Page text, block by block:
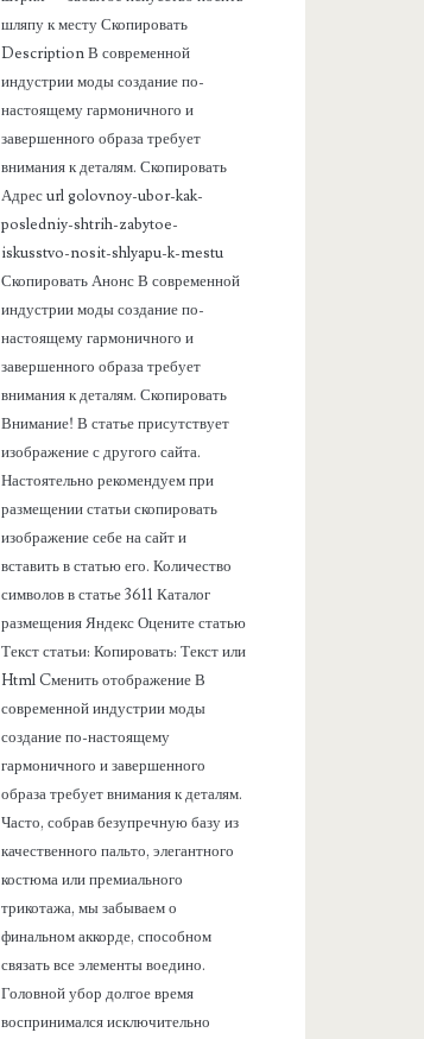
шляпу к месту Скопировать
Description В современной
индустрии моды создание по-
настоящему гармоничного и
завершенного образа требует
внимания к деталям. Скопировать
Адрес url golovnoy-ubor-kak-
posledniy-shtrih-zabytoe-
iskusstvo-nosit-shlyapu-k-mestu
Скопировать Анонс В современной
индустрии моды создание по-
настоящему гармоничного и
завершенного образа требует
внимания к деталям. Скопировать
Внимание! В статье присутствует
изображение с другого сайта.
Настоятельно рекомендуем при
размещении статьи скопировать
изображение себе на сайт и
вставить в статью его. Количество
символов в статье 3611 Каталог
размещения Яндекс Оцените статью
Текст статьи: Копировать: Текст или
Html Cменить отображение В
современной индустрии моды
создание по-настоящему
гармоничного и завершенного
образа требует внимания к деталям.
Часто, собрав безупречную базу из
качественного пальто, элегантного
костюма или премиального
трикотажа, мы забываем о
финальном аккорде, способном
связать все элементы воедино.
Головной убор долгое время
воспринимался исключительно